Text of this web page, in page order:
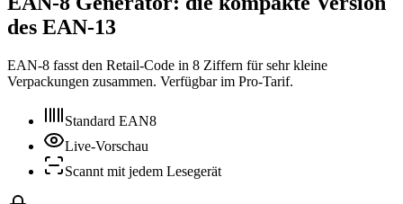
des EAN-13
EAN-8 fasst den Retail-Code in 8 Ziffern für sehr kleine
Verpackungen zusammen. Verfügbar im Pro-Tarif.
Standard EAN8
Live-Vorschau
Scannt mit jedem Lesegerät